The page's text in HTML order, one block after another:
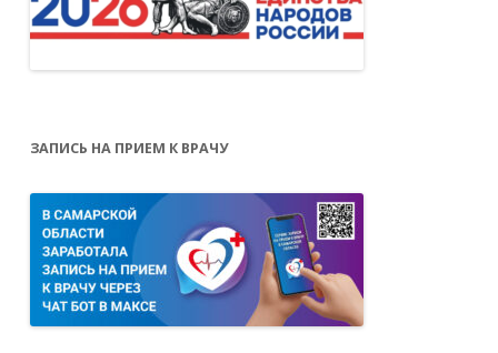
ЗАПИСЬ НА ПРИЕМ К ВРАЧУ